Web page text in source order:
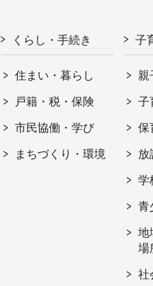
くらし・手続き
住まい・暮らし
戸籍・税・保険
市民協働・学び
まちづくり・環境
子
親
子
保
放
学
青
地
場
社